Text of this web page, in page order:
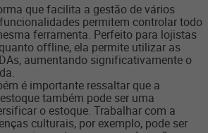
que facilita a gestão de vários
permitem controlar todo
ferramenta. Perfeito para lojistas
offline, ela permite utilizar as
aumentando significativamente o
é importante ressaltar que a
também pode ser uma
o estoque. Trabalhar com a
culturais, por exemplo, pode ser